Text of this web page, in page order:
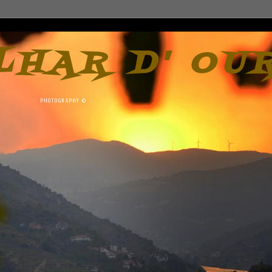
D'
PHOTOGRAPHY ©